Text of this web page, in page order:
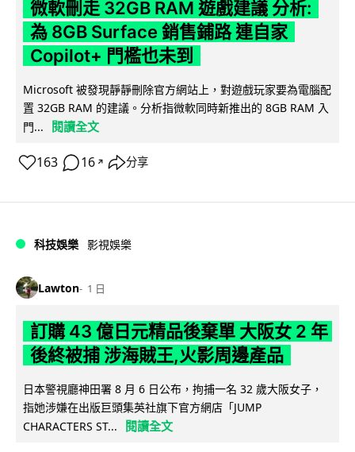
微軟刪走 32GB RAM 遊戲建議 分析:
為 8GB Surface 銷售鋪路 連自家
Copilot+ 門檻也未到
Microsoft 被發現靜靜刪除官方網站上，對遊戲玩家要為電腦配
置 32GB RAM 的建議。分析指微軟同時新推出的 8GB RAM 入
門...
閱讀全文
163 16 ↗ 分享
科技娛樂 影視娛樂
Lawton 1 日
訂購 43 億日元精品後棄單 大阪女 2 年
後終被捕 涉海賊王,火影周邊產品
日本警視廳神田署 8 月 6 日公布，拘捕一名 32 歲大阪女子，
指她涉嫌在出版巨頭集英社旗下官方網店「JUMP
CHARACTERS ST...
閱讀全文